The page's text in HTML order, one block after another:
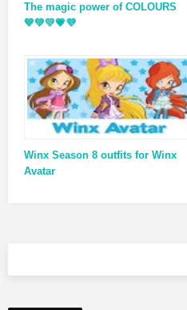
The magic power of COLOURS
💙💚💛💗💜
Winx Season 8 outfits for Winx
Avatar